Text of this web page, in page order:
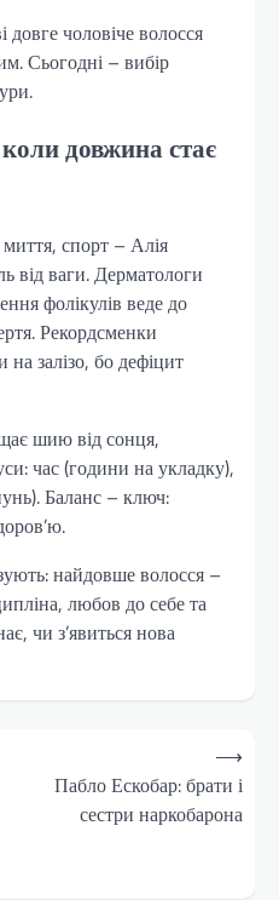
чоловіче волосся
Сьогодні – вибір
довжина стає
спорт – Алія
від ваги. Дерматологи
фолікулів веде до
Рекордсменки
залізо, бо дефіцит
шию від сонця,
час (години на укладку),
Баланс – ключ:
найдовше волосся –
любов до себе та
чи з’явиться нова
Пабло Ескобар: брати і
сестри наркобарона
⟶